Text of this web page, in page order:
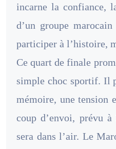
incarne la confiance,
d’un groupe
participer à l’histoire,
Ce quart de finale
simple choc sportif. Il
mémoire, une tension
coup d’envoi, prévu
sera dans l’air. Le